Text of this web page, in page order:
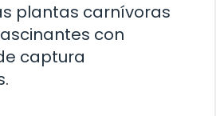
plantas carnívoras
con
captura